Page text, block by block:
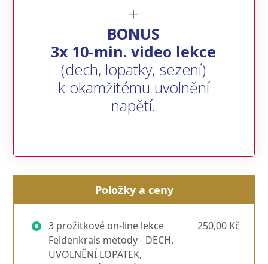
+
BONUS
3x 10-min. video lekce
(dech, lopatky, sezení)
k okamžitému uvolnění
napětí.
Položky a ceny
3 prožitkové on-line lekce
Feldenkrais metody - DECH,
UVOLNĚNÍ LOPATEK,
250,00 Kč